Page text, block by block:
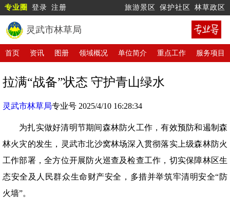
专业圈 登录 注册 旅游景区 保护社区 林草政区
灵武市林草局
首页 资讯 图册 领域概况 单位简介 重点工作 服务项目
拉满“战备”状态 守护青山绿水
灵武市林草局专业号 2025/4/10 16:28:34
为扎实做好清明节期间森林防火工作，有效预防和遏制森
林火灾的发生，灵武市北沙窝林场深入贯彻落实上级森林防火
工作部署，全方位开展防火巡查及检查工作，切实保障林区生
态安全及人民群众生命财产安全，多措并举筑牢清明安全“防
火墙”。